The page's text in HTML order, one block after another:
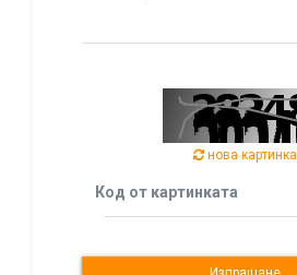
нова картинка
Код от картинката